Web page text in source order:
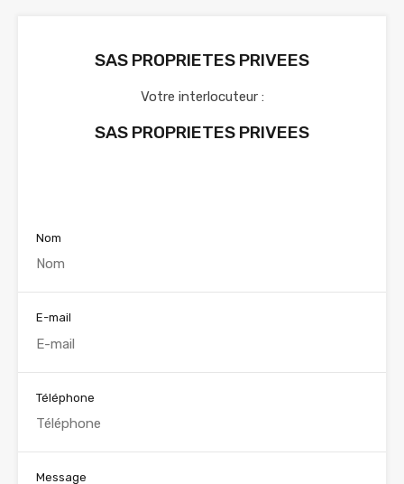
SAS PROPRIETES PRIVEES
Votre interlocuteur :
SAS PROPRIETES PRIVEES
Nom
E-mail
Téléphone
Message